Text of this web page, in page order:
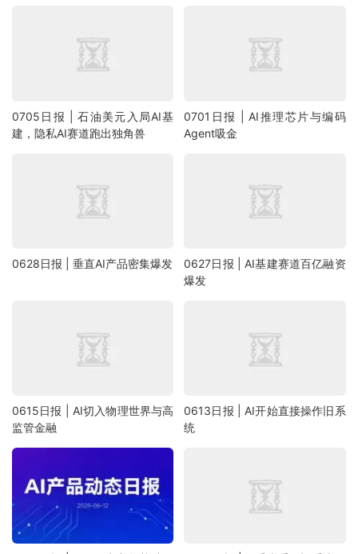
0705日报 | 石油美元入局AI基
建，隐私AI赛道跑出独角兽
0701日报 | AI推理芯片与编码
Agent吸金
0628日报 | 垂直AI产品密集爆发
0627日报 | AI基建赛道百亿融资
爆发
0615日报 | AI切入物理世界与高
监管金融
0613日报 | AI开始直接操作旧系
统